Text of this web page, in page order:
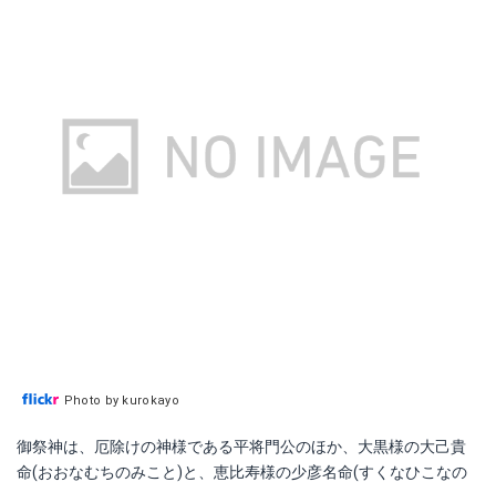
Photo by kurokayo
御祭神は、厄除けの神様である平将門公のほか、大黒様の大己貴
命(おおなむちのみこと)と、恵比寿様の少彦名命(すくなひこなの